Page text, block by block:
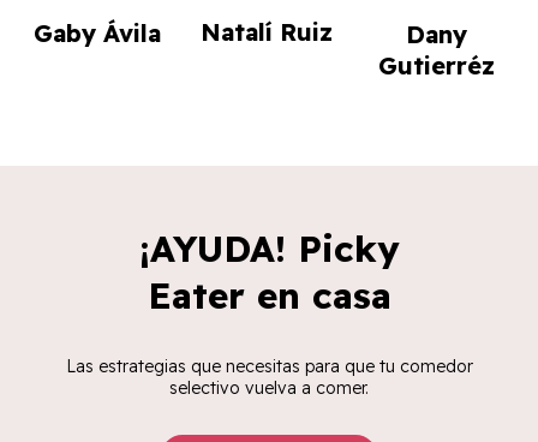
Gaby Ávila Natalí Ruiz
Dany
Gutierréz
¡AYUDA! Picky
Eater en casa
Las estrategias que necesitas para que tu comedor
selectivo vuelva a comer.